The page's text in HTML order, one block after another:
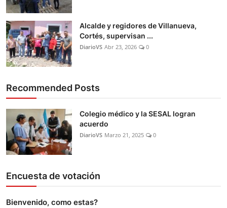
Alcalde y regidores de Villanueva,
Cortés, supervisan ...
DiarioVS Abr 23, 2026 0
Recommended Posts
Colegio médico y la SESAL logran
acuerdo
DiarioVS Marzo 21, 2025 0
Encuesta de votación
Bienvenido, como estas?